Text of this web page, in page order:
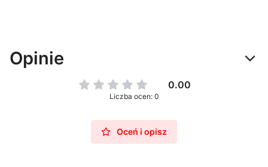
Opinie
0.00
Liczba ocen: 0
Oceń i opisz